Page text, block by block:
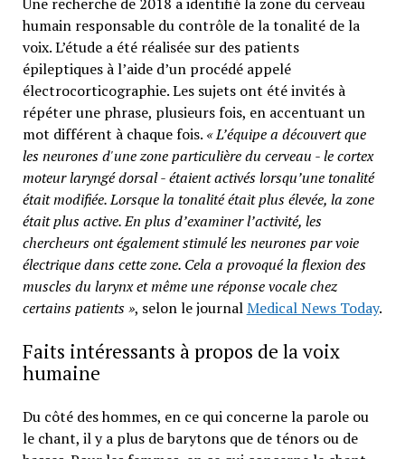
humain responsable du contrôle de la tonalité de la
voix. L’étude a été réalisée sur des patients
épileptiques à l’aide d’un procédé appelé
électrocorticographie. Les sujets ont été invités à
répéter une phrase, plusieurs fois, en accentuant un
mot différent à chaque fois. « L’équipe a découvert que
les neurones d'une zone particulière du cerveau - le cortex
moteur laryngé dorsal - étaient activés lorsqu’une tonalité
était modifiée. Lorsque la tonalité était plus élevée, la zone
était plus active. En plus d’examiner l’activité, les
chercheurs ont également stimulé les neurones par voie
électrique dans cette zone. Cela a provoqué la flexion des
muscles du larynx et même une réponse vocale chez
certains patients », selon le journalMedical News Today.
Faits intéressants à propos de la voix
humaine
Du côté des hommes, en ce qui concerne la parole ou
le chant, il y a plus de barytons que de ténors ou de